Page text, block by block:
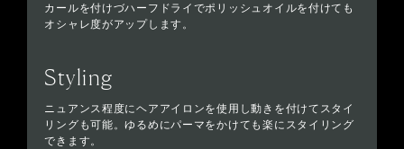
カールを付けづハーフドライでポリッシュオイルを付けても
オシャレ度がアップします。
Styling
ニュアンス程度にヘアアイロンを使用し動きを付けてスタイ
リングも可能。ゆるめにパーマをかけても楽にスタイリング
できます。